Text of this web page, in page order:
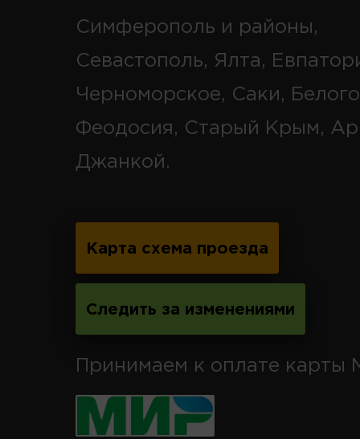
Симферополь и районы,
Севастополь, Ялта,
Черноморское, Саки,
Феодосия, Старый Крым,
Джанкой.
Карта схема проезда
Следить за изменениями
Принимаем к оплате карты